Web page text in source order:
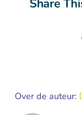
Share
Over de auteur: